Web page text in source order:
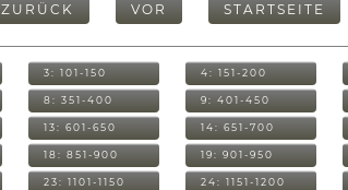
ZURÜCK VOR STARTSEITE
3: 101-150 4: 151-200
8: 351-400 9: 401-450
13: 601-650 14: 651-700
18: 851-900 19: 901-950
23: 1101-1150 24: 1151-1200